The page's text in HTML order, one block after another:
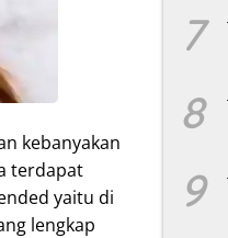
kebanyakan
terdapat
yaitu di
lengkap
7
8
9